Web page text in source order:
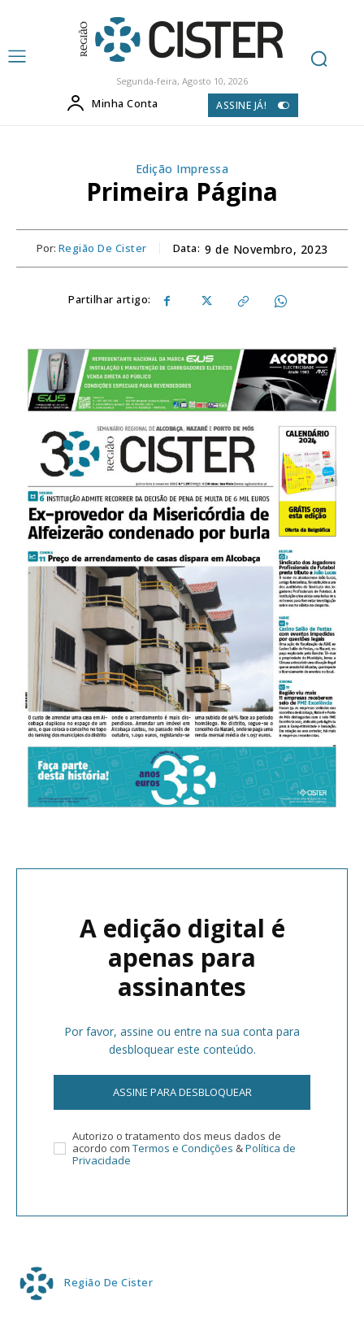
Segunda-feira, Agosto 10, 2026
Minha Conta ASSINE JÁ!
Edição Impressa
Primeira Página
Por: Região De Cister Data: 9 de Novembro, 2023
Partilhar artigo:
A edição digital é
apenas para
assinantes
Por favor, assine ou entre na sua conta para
desbloquear este conteúdo.
ASSINE PARA DESBLOQUEAR
Autorizo o tratamento dos meus dados de
acordo com Termos e Condições &Política de
Privacidade
Região De Cister